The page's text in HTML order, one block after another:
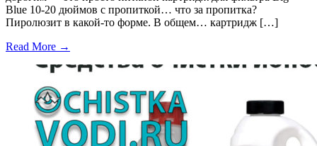
Blue 10-20 дюймов с пропиткой… что за пропитка?
Пиролюзит в какой-то форме. В общем… картридж […]
Read More →